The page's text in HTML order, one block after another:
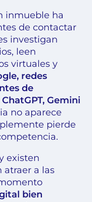
inmueble ha
de contactar
investigan
leen
virtuales y
redes
de
Gemini
no aparece
pierde
existen
a las
bien